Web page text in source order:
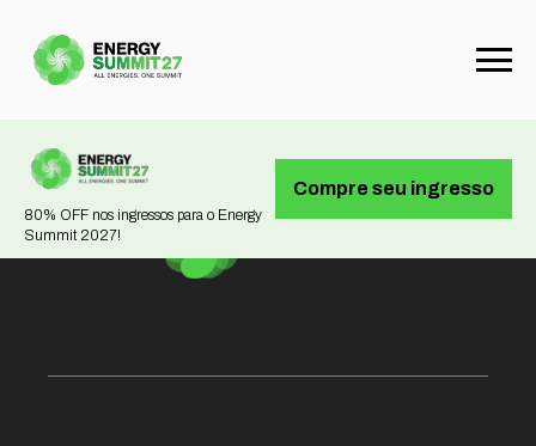
80% OFF nos ingressos para o Energy
Summit 2027!
Compre seu ingresso
Not found